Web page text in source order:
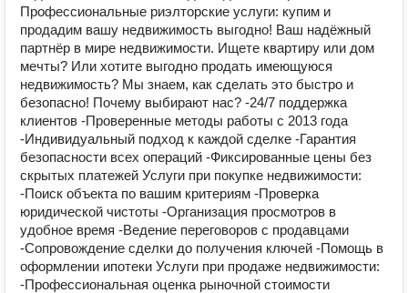
Профессиональные риэлторские услуги: купим и
продадим вашу недвижимость выгодно! Ваш надёжный
партнёр в мире недвижимости. Ищете квартиру или дом
мечты? Или хотите выгодно продать имеющуюся
недвижимость? Мы знаем, как сделать это быстро и
безопасно! Почему выбирают нас? -24/7 поддержка
клиентов -Проверенные методы работы с 2013 года
-Индивидуальный подход к каждой сделке -Гарантия
безопасности всех операций -Фиксированные цены без
скрытых платежей Услуги при покупке недвижимости:
-Поиск объекта по вашим критериям -Проверка
юридической чистоты -Организация просмотров в
удобное время -Ведение переговоров с продавцами
-Сопровождение сделки до получения ключей -Помощь в
оформлении ипотеки Услуги при продаже недвижимости:
-Профессиональная оценка рыночной стоимости